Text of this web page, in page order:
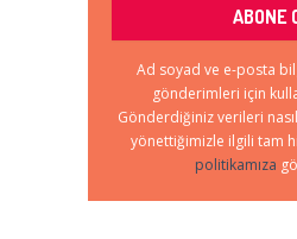
Ad soyad ve e-posta
gönderimleri için
Gönderdiğiniz verileri
yönettiğimizle ilgili tam
politikamıza